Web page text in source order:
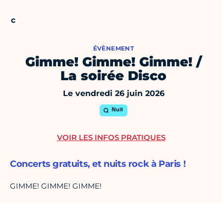
ÉVÈNEMENT
Gimme! Gimme! Gimme! /
La soirée Disco
Le vendredi 26 juin 2026
Nuit
Concerts gratuits, et nuits rock à Paris !
GIMME! GIMME! GIMME!
VOIR LES INFOS PRATIQUES